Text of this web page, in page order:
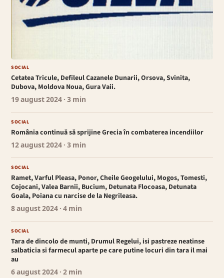
SOCIAL
Cetatea Tricule, Defileul Cazanele Dunarii, Orsova, Svinita,
Dubova, Moldova Noua, Gura Vaii.
19 august 2024 · 3 min
SOCIAL
România continuă să sprijine Grecia în combaterea incendiilor
12 august 2024 · 3 min
SOCIAL
Ramet, Varful Pleasa, Ponor, Cheile Geogelului, Mogos, Tomesti,
Cojocani, Valea Barnii, Bucium, Detunata Flocoasa, Detunata
Goala, Poiana cu narcise de la Negrileasa.
8 august 2024 · 4 min
SOCIAL
Tara de dincolo de munti, Drumul Regelui, isi pastreze neatinse
salbaticia si farmecul aparte pe care putine locuri din tara il mai
au
6 august 2024 · 2 min